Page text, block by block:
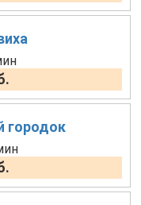
городок